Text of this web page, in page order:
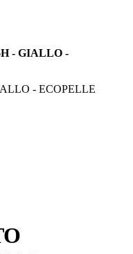
- GIALLO -
- ECOPELLE